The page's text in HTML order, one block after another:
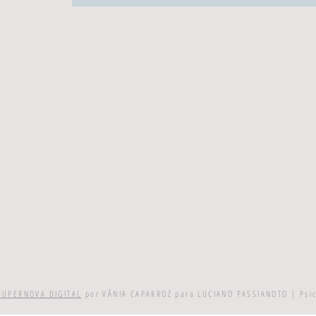
DIGITAL por VÂNIA CAPARROZ para LUCIANO PASSIANOTO |